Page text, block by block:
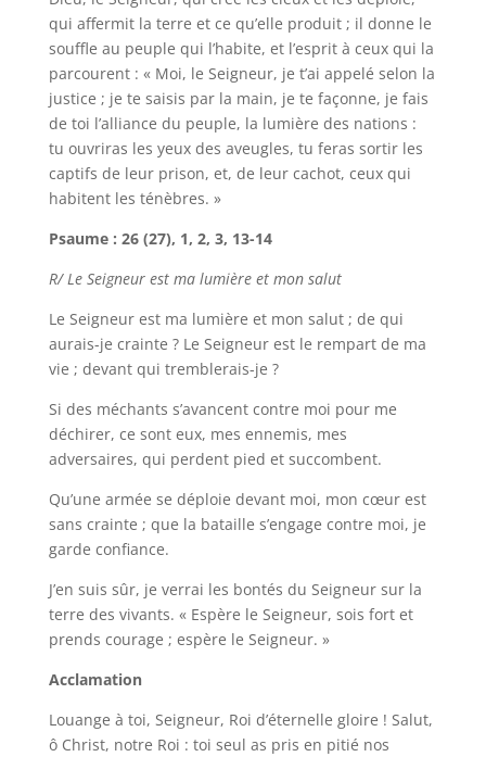
qui affermit la terre et ce qu’elle produit ; il donne le
souffle au peuple qui l’habite, et l’esprit à ceux qui la
parcourent : « Moi, le Seigneur, je t’ai appelé selon la
justice ; je te saisis par la main, je te façonne, je fais
de toi l’alliance du peuple, la lumière des nations :
tu ouvriras les yeux des aveugles, tu feras sortir les
captifs de leur prison, et, de leur cachot, ceux qui
habitent les ténèbres. »
Psaume : 26 (27), 1, 2, 3, 13-14
R/ Le Seigneur est ma lumière et mon salut
Le Seigneur est ma lumière et mon salut ; de qui
aurais-je crainte ? Le Seigneur est le rempart de ma
vie ; devant qui tremblerais-je ?
Si des méchants s’avancent contre moi pour me
déchirer, ce sont eux, mes ennemis, mes
adversaires, qui perdent pied et succombent.
Qu’une armée se déploie devant moi, mon cœur est
sans crainte ; que la bataille s’engage contre moi, je
garde confiance.
J’en suis sûr, je verrai les bontés du Seigneur sur la
terre des vivants. « Espère le Seigneur, sois fort et
prends courage ; espère le Seigneur. »
Acclamation
Louange à toi, Seigneur, Roi d’éternelle gloire ! Salut,
ô Christ, notre Roi : toi seul as pris en pitié nos